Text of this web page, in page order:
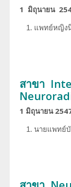
1 มิถุนายน
แพทย์หญิง
สาขา
1 มิถุนายน
นายแพทย์